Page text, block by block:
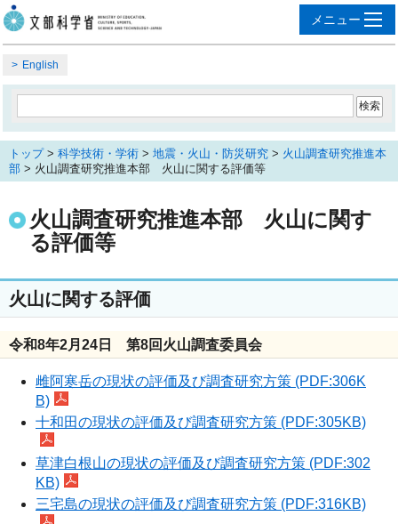
English
トップ> 科学技術・学術 > 地震・火山・防災研究 > 火山調査研究推進本
部 > 火山調査研究推進本部 火山に関する評価等
火山調査研究推進本部 火山に関す
る評価等
火山に関する評価
令和8年2月24日 第8回火山調査委員会
雌阿寒岳の現状の評価及び調査研究方策 (PDF:306K
B)
十和田の現状の評価及び調査研究方策 (PDF:305KB)
草津白根山の現状の評価及び調査研究方策 (PDF:302
KB)
三宅島の現状の評価及び調査研究方策 (PDF:316KB)